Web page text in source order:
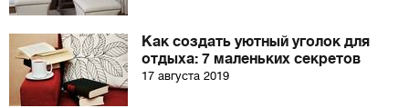
Как создать уютный уголок для
отдыха: 7 маленьких секретов
17 августа 2019